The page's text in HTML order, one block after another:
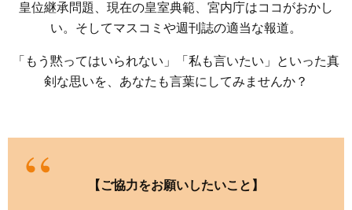
皇位継承問題、現在の皇室典範、宮内庁はココがおかし
い。そしてマスコミや週刊誌の適当な報道。
「もう黙ってはいられない」「私も言いたい」といった真
剣な思いを、あなたも言葉にしてみませんか？
【ご協力をお願いしたいこと】